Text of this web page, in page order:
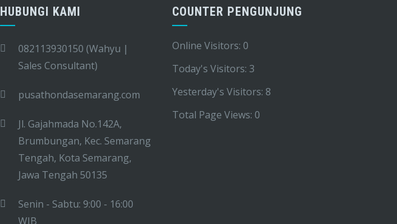
HUBUNGI KAMI
082113930150 (Wahyu |
Sales Consultant)
pusathondasemarang.com
Jl. Gajahmada No.142A,
Brumbungan, Kec. Semarang
Tengah, Kota Semarang,
Jawa Tengah 50135
Senin - Sabtu: 9:00 - 16:00
WIB
COUNTER PENGUNJUNG
Online Visitors: 0
Today's Visitors: 3
Yesterday's Visitors: 8
Total Page Views: 0